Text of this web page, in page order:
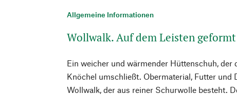
Allgemeine Informationen
Wollwalk. Auf dem Leisten geformt
Ein weicher und wärmender Hüttenschuh, der
Knöchel umschließt. Obermaterial, Futter und
Wollwalk, der aus reiner Schurwolle besteht.